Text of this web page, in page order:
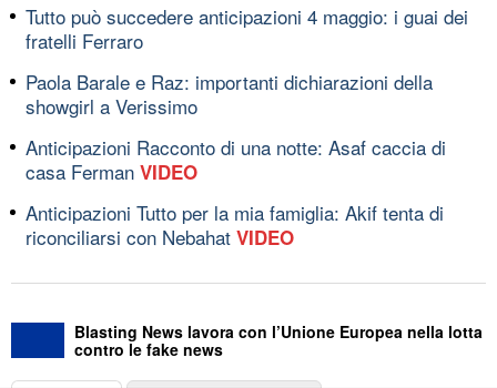
Tutto può succedere anticipazioni 4 maggio: i guai dei
fratelli Ferraro
Paola Barale e Raz: importanti dichiarazioni della
showgirl a Verissimo
Anticipazioni Racconto di una notte: Asaf caccia di
casa Ferman VIDEO
Anticipazioni Tutto per la mia famiglia: Akif tenta di
riconciliarsi con Nebahat VIDEO
Blasting News lavora con l’Unione Europea nella lotta
contro le fake news